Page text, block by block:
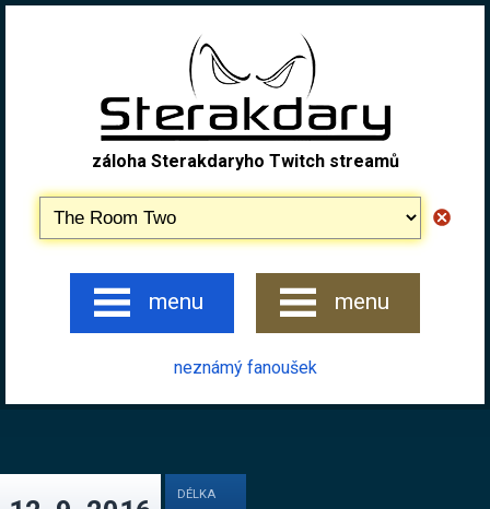
záloha Sterakdaryho Twitch streamů
menu menu
neznámý fanoušek
DÉLKA